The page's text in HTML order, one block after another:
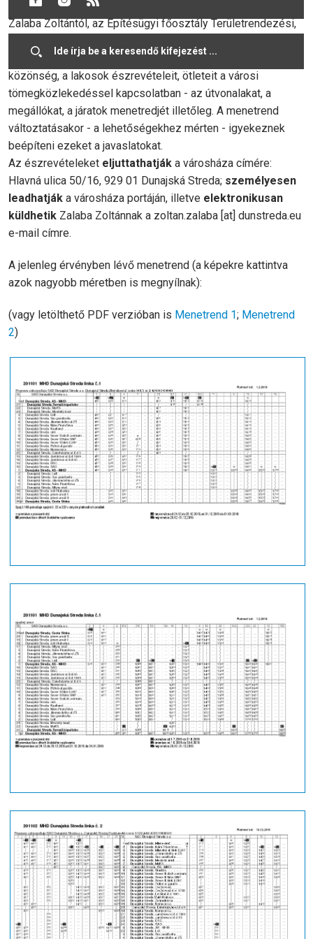
Zalaba Zoltántól, az Építésügyi főosztály Területrendezési,
megtudtuk, ahogy már korábban, az idén is várják az utazó
közönség, a lakosok észrevételeit, ötleteit a városi
tömegközlekedéssel kapcsolatban - az útvonalakat, a
megállókat, a járatok menetredjét illetőleg. A menetrend
változtatásakor - a lehetőségekhez mérten - igyekeznek
beépíteni ezeket a javaslatokat.
Az észrevételeket eljuttathatják a városháza címére:
Hlavná ulica 50/16, 929 01 Dunajská Streda; személyesen
leadhatják a városháza portáján, illetve elektronikusan
küldhetik Zalaba Zoltánnak a zoltan.zalaba [at] dunstreda.eu
e-mail címre.
A jelenleg érvényben lévő menetrend (a képekre kattintva
azok nagyobb méretben is megnyílnak):
(vagy letölthető PDF verzióban is Menetrend 1; Menetrend
2)